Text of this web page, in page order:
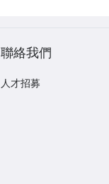
聯絡我們
人才招募